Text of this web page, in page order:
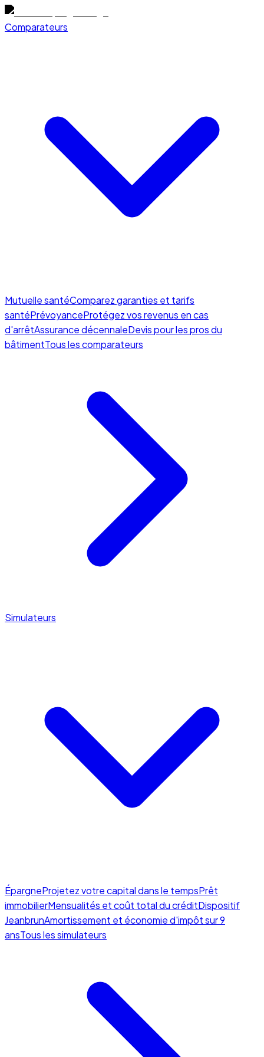
Comparateurs
Mutuelle santéComparez garanties et tarifs
santéPrévoyanceProtégez vos revenus en cas
d'arrêtAssurance décennaleDevis pour les pros du
bâtimentTous les comparateurs
Simulateurs
ÉpargneProjetez votre capital dans le tempsPrêt
immobilierMensualités et coût total du créditDispositif
JeanbrunAmortissement et économie d'impôt sur 9
ansTous les simulateurs